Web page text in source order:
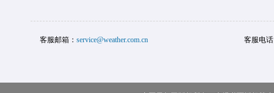
客服邮箱： service@weather.com.cn 客服电